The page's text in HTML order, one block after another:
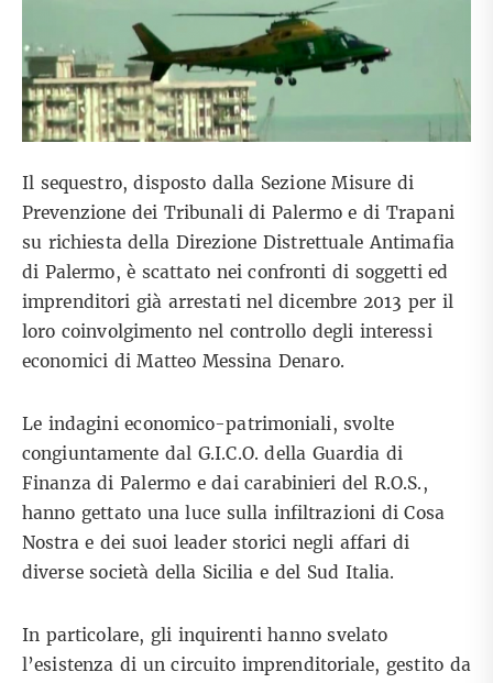
Il sequestro, disposto dalla Sezione Misure di
Prevenzione dei Tribunali di Palermo e di Trapani
su richiesta della Direzione Distrettuale Antimafia
di Palermo, è scattato nei confronti di soggetti ed
imprenditori già arrestati nel dicembre 2013 per il
loro coinvolgimento nel controllo degli interessi
economici di Matteo Messina Denaro.
Le indagini economico-patrimoniali, svolte
congiuntamente dal G.I.C.O. della Guardia di
Finanza di Palermo e dai carabinieri del R.O.S.,
hanno gettato una luce sulla infiltrazioni di Cosa
Nostra e dei suoi leader storici negli affari di
diverse società della Sicilia e del Sud Italia.
In particolare, gli inquirenti hanno svelato
l’esistenza di un circuito imprenditoriale, gestito da